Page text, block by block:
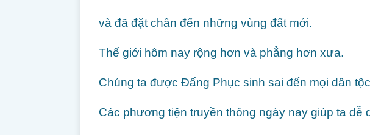
và đã đặt chân đến những vùng đất mới.
Thế giới hôm nay rộng hơn và phẳng hơn xưa.
Chúng ta được Đấng Phục sinh sai đến mọi dân
Các phương tiện truyền thông ngày nay giúp ta dễ